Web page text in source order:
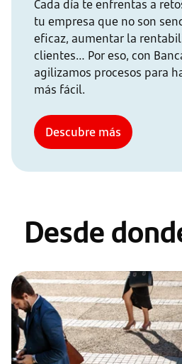
Cada día te enfrentas a
tu empresa que no son
eficaz, aumentar la
clientes… Por eso, con
agilizamos procesos para
más fácil.
Descubre más
Desde